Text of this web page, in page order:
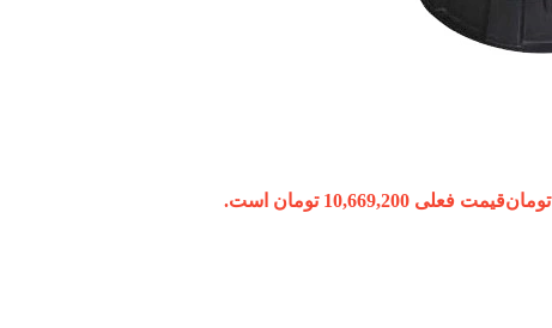
تومانقیمت فعلی 10,669,200 تومان است.